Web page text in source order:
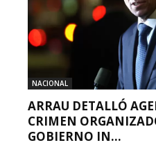
NACIONAL
ARRAU DETALLÓ
CRIMEN
GOBIERNO IN...